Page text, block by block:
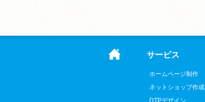
サービス
ホームページ制作
ネットショップ作成
DTPデザイン